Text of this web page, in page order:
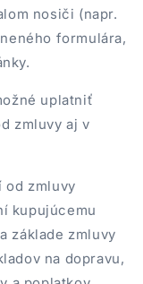
nosiči (napr.
formulára,
uplatniť
zmluvy aj v
od zmluvy
kupujúcemu
základe zmluvy
na dopravu,